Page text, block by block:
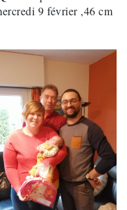
9 février ,46 cm